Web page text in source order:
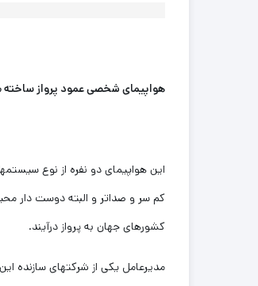
هواپیمای شخصی عمود پرواز
این هواپیمای دو نفره از نوع
کشورهای جهان به پرواز درآیند.
مدیرعامل یکی از شرکتهای سازنده